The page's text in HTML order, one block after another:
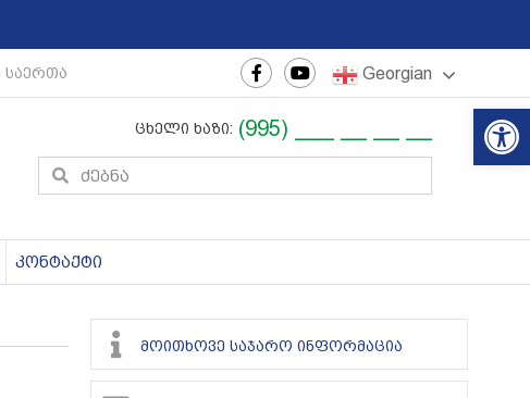
ახალგაზრდული ფესტივალი | რეგიონული
Georgian
ცხელი ხაზი: (995) ___ __ __ __
კონტაქტი
მოითხოვე საჯარო ინფორმაცია